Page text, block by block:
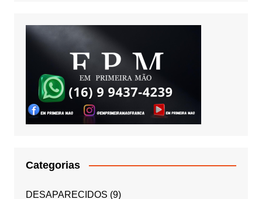
Categorias
DESAPARECIDOS (9)